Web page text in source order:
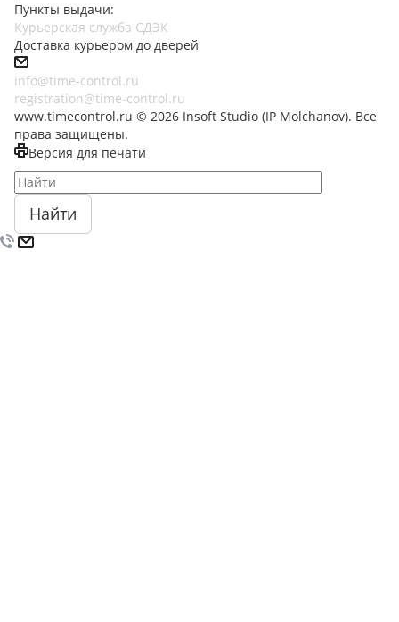
Пункты выдачи:
Курьерская служба СДЭК
Доставка курьером до дверей
info@time-control.ru
registration@time-control.ru
www.timecontrol.ru © 2026 Insoft Studio (IP Molchanov). Все
права защищены.
Версия для печати
Найти